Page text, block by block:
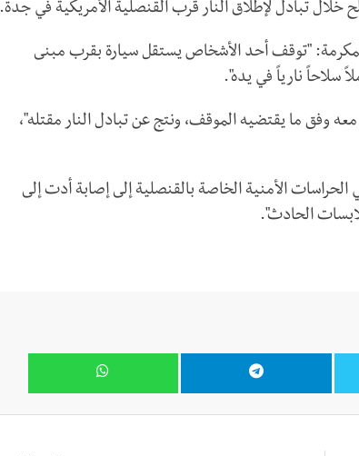
خلال تبادل لإطلاق النار قرب القنصلية الأمريكية في جدة.
"توقف أحد الأشخاص يستقل سيارة بقرب مبنى
سلاحاً نارياً في يده".
وفق ما يقتضيه الموقف، ونتج عن تبادل النار مقتله"،
الأمنية الخاصة بالقنصلية إلى إصابة أدت إلى
الحادث".